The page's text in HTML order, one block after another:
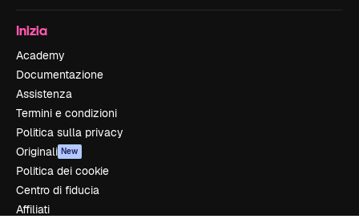
Inizia
Academy
Documentazione
Assistenza
Termini e condizioni
Politica sulla privacy
Originali New
Politica dei cookie
Centro di fiducia
Affiliati